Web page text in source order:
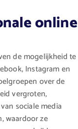
online
de mogelijkheid te
Instagram en
over de
vergroten,
sociale media
waardoor ze